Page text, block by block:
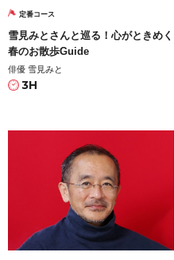
定番コース
雪見みとさんと巡る！心がときめく
春のお散歩Guide
俳優 雪見みと
3H